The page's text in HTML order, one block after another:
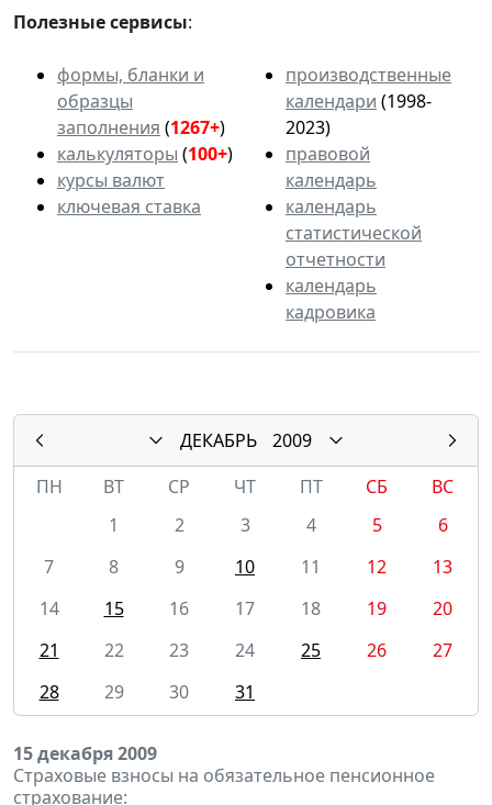
Полезные сервисы:
формы, бланки и
образцы
заполнения (1267+)
калькуляторы (100+)
курсы валют
ключевая ставка
производственные
календари (1998-
2023)
правовой
календарь
календарь
статистической
отчетности
календарь
кадровика
ДЕКАБРЬ
2009
ПН
ВТ СР ЧТ ПТ СБ
ВС
1
2 3 4 5
6
7
8 9 10 11 12
13
14
15 16 17 18 19
20
21
22 23 24 25 26
27
28
29 30 31
15 декабря 2009
Страховые взносы на обязательное пенсионное
страхование: